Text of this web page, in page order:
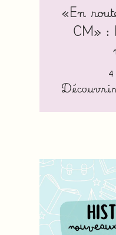
«En
CM» :
4